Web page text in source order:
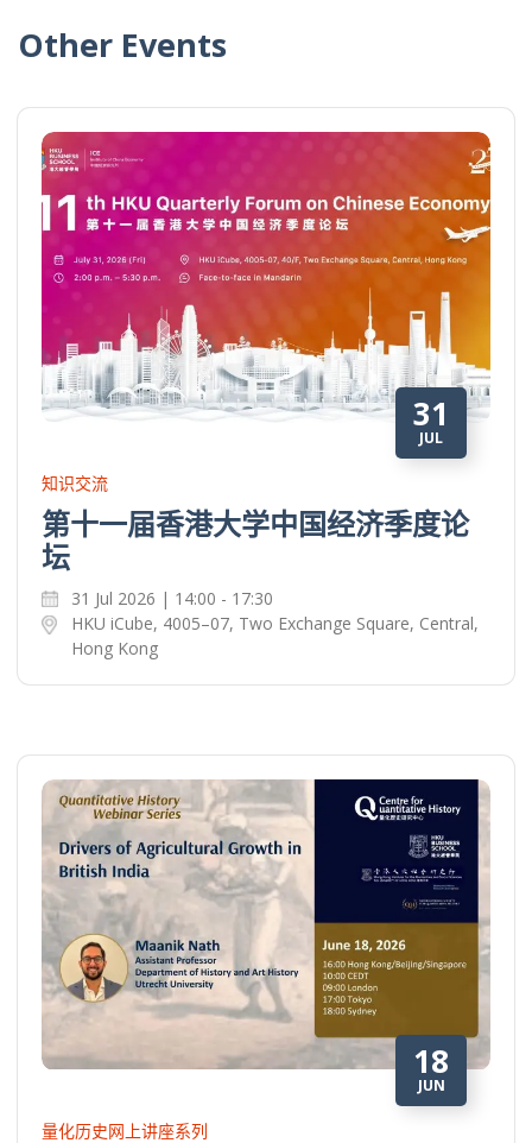
Other Events
31
JUL
知识交流
第十一届香港大学中国经济季度论
坛
31 Jul 2026 | 14:00 - 17:30
HKU iCube, 4005–07, Two Exchange Square, Central,
Hong Kong
18
JUN
量化历史网上讲座系列